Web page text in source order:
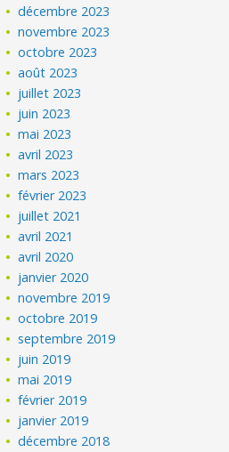
décembre 2023
novembre 2023
octobre 2023
août 2023
juillet 2023
juin 2023
mai 2023
avril 2023
mars 2023
février 2023
juillet 2021
avril 2021
avril 2020
janvier 2020
novembre 2019
octobre 2019
septembre 2019
juin 2019
mai 2019
février 2019
janvier 2019
décembre 2018